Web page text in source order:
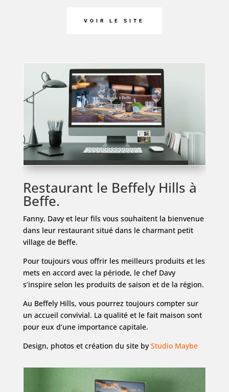
VOIR LE SITE
Restaurant le Beffely Hills à
Beffe.
Fanny, Davy et leur fils vous souhaitent la bienvenue
dans leur restaurant situé dans le charmant petit
village de Beffe.
Pour toujours vous offrir les meilleurs produits et les
mets en accord avec la période, le chef Davy
s’inspire selon les produits de saison et de la région.
Au Beffely Hills, vous pourrez toujours compter sur
un accueil convivial. La qualité et le fait maison sont
pour eux d’une importance capitale.
Design, photos et création du site by Studio Maybe